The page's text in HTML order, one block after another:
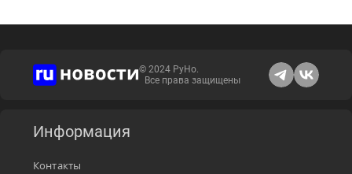
© 2024 РуНо.
Все права защищены
Информация
Контакты